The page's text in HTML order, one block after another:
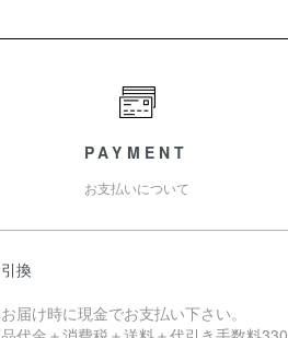
PAYMENT
お支払いについて
換
届け時に現金でお支払い下さい。